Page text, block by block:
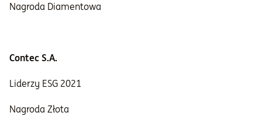
Nagroda Diamentowa
Contec S.A.
Liderzy ESG 2021
Nagroda Złota